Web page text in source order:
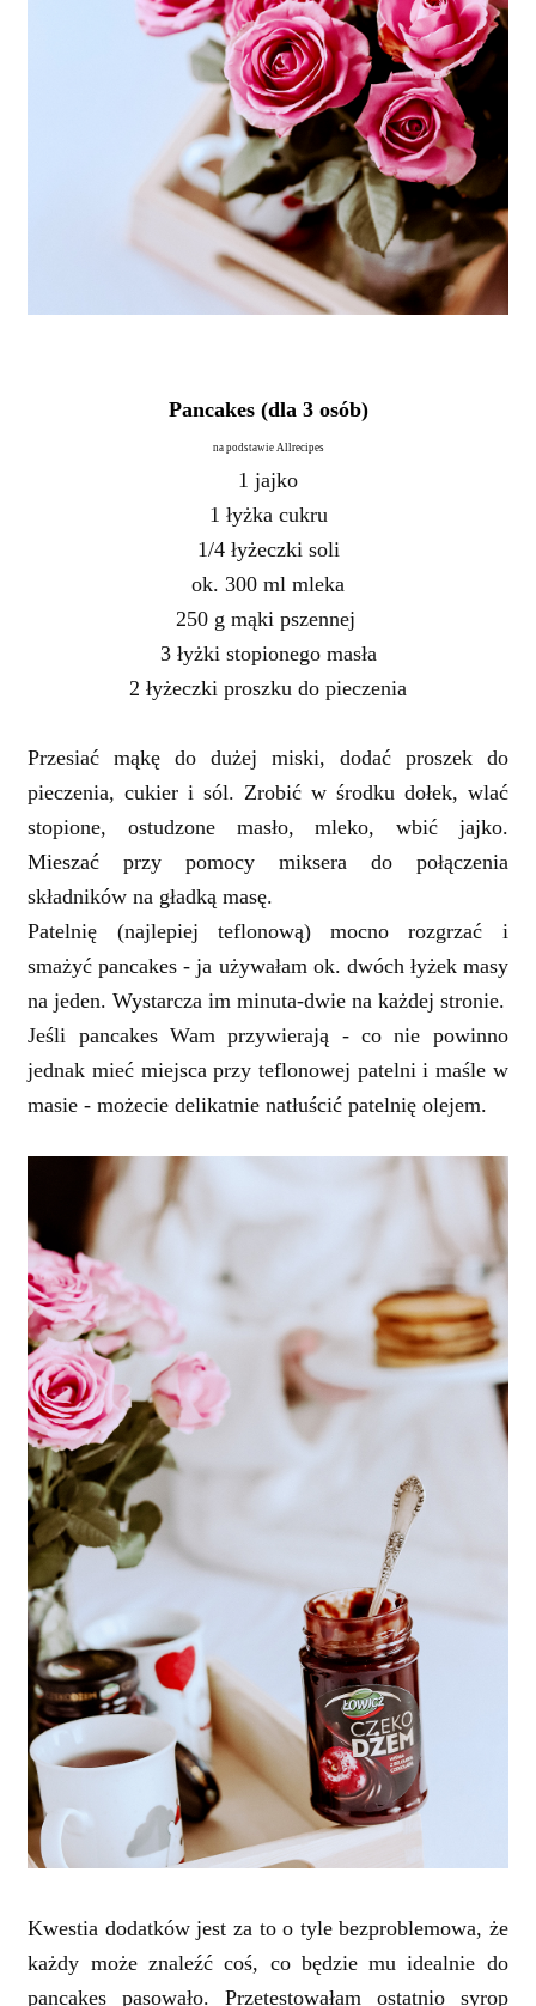
Pancakes (dla 3 osób)
na podstawieAllrecipes
1 jajko
1 łyżka cukru
1/4 łyżeczki soli
ok. 300 ml mleka
250 g mąki pszennej
3 łyżki stopionego masła
2 łyżeczki proszku do pieczenia
Przesiać mąkę do dużej miski, dodać proszek do
pieczenia, cukier i sól. Zrobić w środku dołek, wlać
stopione, ostudzone masło, mleko, wbić jajko.
Mieszać przy pomocy miksera do połączenia
składników na gładką masę.
Patelnię (najlepiej teflonową) mocno rozgrzać i
smażyć pancakes - ja używałam ok. dwóch łyżek masy
na jeden. Wystarcza im minuta-dwie na każdej stronie.
Jeśli pancakes Wam przywierają - co nie powinno
jednak mieć miejsca przy teflonowej patelni i maśle w
masie - możecie delikatnie natłuścić patelnię olejem.
Kwestia dodatków jest za to o tyle bezproblemowa, że
każdy może znaleźć coś, co będzie mu idealnie do
pancakes pasowało. Przetestowałam ostatnio syrop